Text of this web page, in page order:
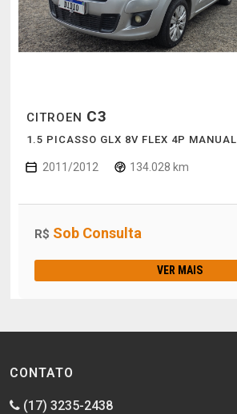
CITROEN C3
1.5 PICASSO GLX 8V FLEX 4P MANUAL
2011/2012 134.028 km
R$ Sob Consulta
VER MAIS
CONTATO
(17) 3235-2438